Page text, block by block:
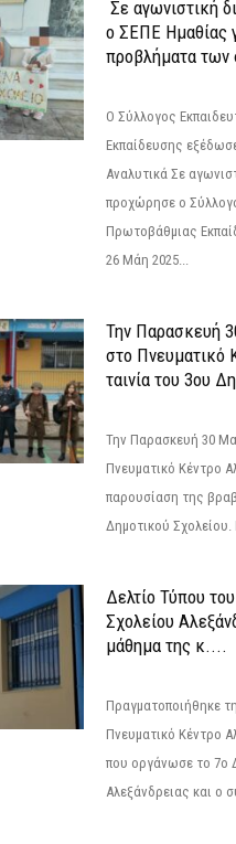
Σε αγωνιστική
ο ΣΕΠΕ Ημαθίας
προβλήματα των
Ο Σύλλογος
Εκπαίδευσης
Αναλυτικά Σε
προχώρησε ο
Πρωτοβάθμιας
26 Μάη 2025...
Την Παρασκευή
στο Πνευματικό
ταινία του 3ου
Την Παρασκευή 30
Πνευματικό Κέντρο
παρουσίαση της
Δημοτικού Σχολείου.
Δελτίο Τύπου
Σχολείου
μάθημα της κ....
Πραγματοποιήθηκε
Πνευματικό Κέντρο
που οργάνωσε το 7ο
Αλεξάνδρειας και ο